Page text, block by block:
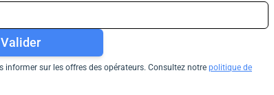
Valider
informer sur les offres des opérateurs. Consultez notre politique de